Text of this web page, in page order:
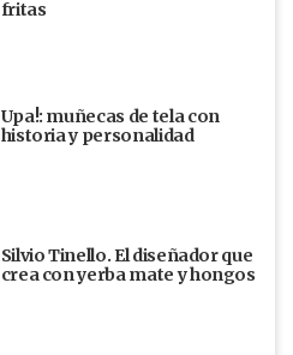
fritas
Upa!: muñecas de tela con
historia y personalidad
Silvio Tinello. El diseñador que
crea con yerba mate y hongos